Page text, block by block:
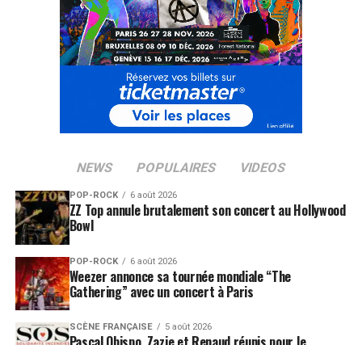
NEWS POPULAIRES VIDEOS
POP-ROCK 6 août 2026
ZZ Top annule brutalement son concert au Hollywood
Bowl
POP-ROCK 6 août 2026
Weezer annonce sa tournée mondiale “The
Gathering” avec un concert à Paris
SCÈNE FRANÇAISE 5 août 2026